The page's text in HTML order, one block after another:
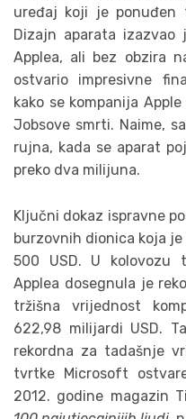
uređaj koji je ponuđen
Dizajn aparata izazvao
Applea, ali bez obzira
ostvario impresivne
kako se kompanija
Jobsove smrti. Naime,
rujna, kada se aparat
preko dva milijuna.
Ključni dokaz ispravne
burzovnih dionica koja
500 USD. U kolovozu
Applea dosegnula je
tržišna vrijednost
622,98 milijardi USD.
rekordna za tadašnje
tvrtke Microsoft
2012. godine magazin